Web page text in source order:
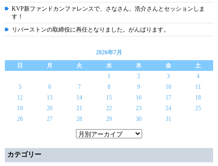
KVP新ファンドカンファレンスで、さなさん、浩介さんとセッションしま
す！
リバーストンの取締役に再任となりました。がんばります。
2026年7月
日
月 火 水 木 金
土
1
2 3
4
5
6 7 8 9 10
11
12
13 14 15 16 17
18
19
20 21 22 23 24
25
26
27 28 29 30 31
カテゴリー